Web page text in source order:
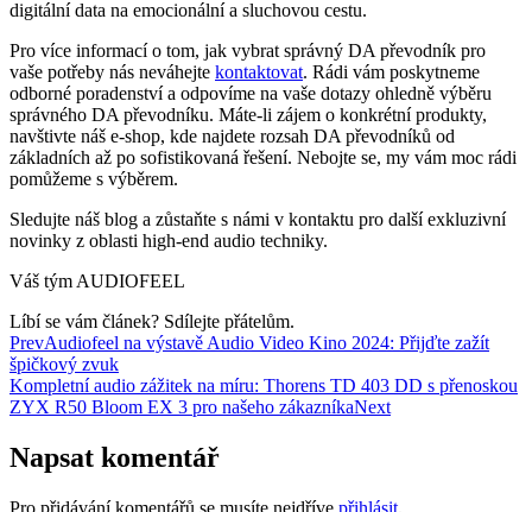
digitální data na emocionální a sluchovou cestu.
Pro více informací o tom, jak vybrat správný DA převodník pro
vaše potřeby nás neváhejte kontaktovat. Rádi vám poskytneme
odborné poradenství a odpovíme na vaše dotazy ohledně výběru
správného DA převodníku. Máte-li zájem o konkrétní produkty,
navštivte náš e-shop, kde najdete rozsah DA převodníků od
základních až po sofistikovaná řešení. Nebojte se, my vám moc rádi
pomůžeme s výběrem.
Sledujte náš blog a zůstaňte s námi v kontaktu pro další exkluzivní
novinky z oblasti high-end audio techniky.
Váš tým AUDIOFEEL
Líbí se vám článek? Sdílejte přátelům.
PrevAudiofeel na výstavě Audio Video Kino 2024: Přijďte zažít
špičkový zvuk
Kompletní audio zážitek na míru: Thorens TD 403 DD s přenoskou
ZYX R50 Bloom EX 3 pro našeho zákazníkaNext
Napsat komentář
Pro přidávání komentářů se musíte nejdříve přihlásit.